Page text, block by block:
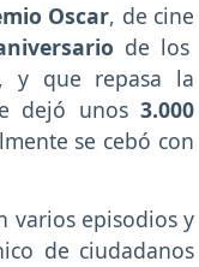
Oscar, de cine
de los
, y que repasa la
dejó unos3.000
se cebó con
varios episodios y
de ciudadanos